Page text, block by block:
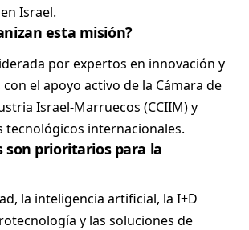
Israel.
esta misión?
por expertos en innovación y
el apoyo activo de la Cámara de
Israel-Marruecos (CCIIM) y
tecnológicos internacionales.
son prioritarios para la
la inteligencia artificial, la I+D
y las soluciones de